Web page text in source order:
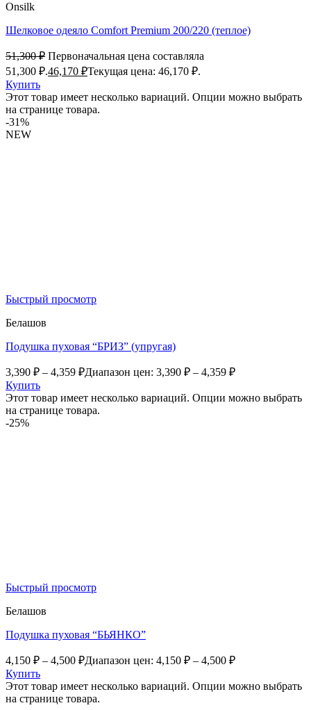
Onsilk
Шелковое одеяло Comfort Premium 200/220 (теплое)
51,300₽ Первоначальная цена составляла
51,300 ₽.46,170 ₽Текущая цена: 46,170 ₽.
Купить
Этот товар имеет несколько вариаций. Опции можно выбрать
на странице товара.
-31%
NEW
Быстрый просмотр
Белашов
Подушка пуховая “БРИЗ” (упругая)
3,390 ₽ – 4,359 ₽Диапазон цен: 3,390 ₽ – 4,359 ₽
Купить
Этот товар имеет несколько вариаций. Опции можно выбрать
на странице товара.
-25%
Быстрый просмотр
Белашов
Подушка пуховая “БЬЯНКО”
4,150 ₽ – 4,500 ₽Диапазон цен: 4,150 ₽ – 4,500 ₽
Купить
Этот товар имеет несколько вариаций. Опции можно выбрать
на странице товара.